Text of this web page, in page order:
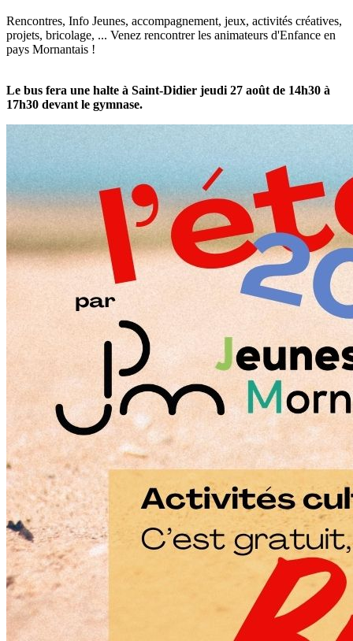
Rencontres, Info Jeunes, accompagnement, jeux, activités créatives,
projets, bricolage, ... Venez rencontrer les animateurs d'Enfance en
pays Mornantais !
Le bus fera une halte à Saint-Didier jeudi 27 août de 14h30 à
17h30 devant le gymnase.